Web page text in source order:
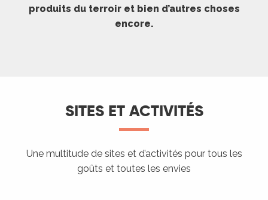
produits du terroir et bien d’autres choses
encore.
SITES ET ACTIVITÉS
Une multitude de sites et d’activités pour tous les
goûts et toutes les envies